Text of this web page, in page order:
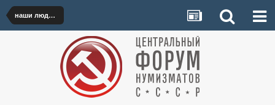
наши люди на "Мешке"